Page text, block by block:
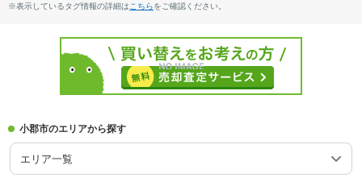
※表示しているタグ情報の詳細は こちらをご確認ください。
小郡市のエリアから探す
エリア一覧